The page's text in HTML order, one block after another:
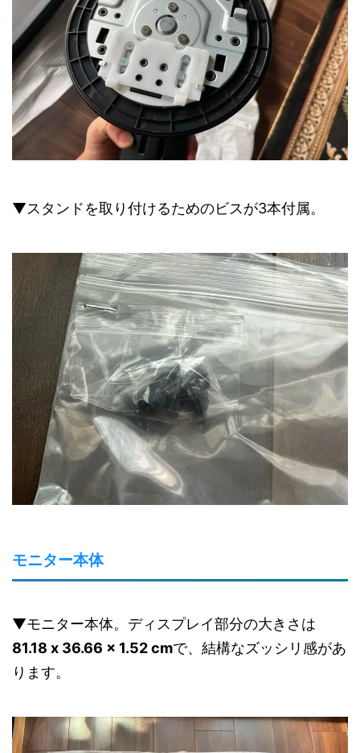
▼スタンドを取り付けるためのビスが3本付属。
モニター本体
▼モニター本体。ディスプレイ部分の大きさは
81.18 x 36.66 x 1.52 cmで、結構なズッシリ感があ
ります。